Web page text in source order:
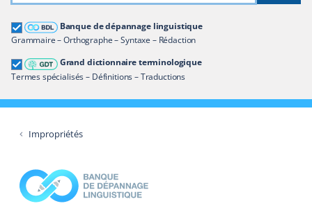
Banque de dépannage linguistique
Grammaire – Orthographe – Syntaxe – Rédaction
Grand dictionnaire terminologique
Termes spécialisés – Définitions – Traductions
Grand dictionnaire terminologique
Restreindre aux termes
Impropriétés